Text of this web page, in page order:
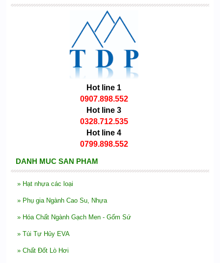
Hot line 1
0907.898.552
Hot line 3
0328.712.535
Hot line 4
0799.898.552
DANH MUC SAN PHAM
» Hạt nhựa các loại
» Phụ gia Ngành Cao Su, Nhựa
» Hóa Chất Ngành Gạch Men - Gốm Sứ
» Túi Tự Hủy EVA
» Chất Đốt Lò Hơi